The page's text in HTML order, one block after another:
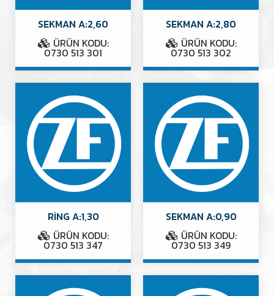
SEKMAN A:2,60
ÜRÜN KODU:
0730 513 301
SEKMAN A:2,80
ÜRÜN KODU:
0730 513 302
RİNG A:1,30
ÜRÜN KODU:
0730 513 347
SEKMAN A:0,90
ÜRÜN KODU:
0730 513 349